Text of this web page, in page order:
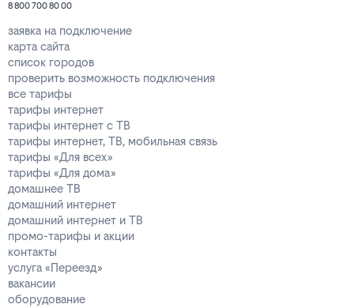
8 800 700 80 00
заявка на подключение
карта сайта
список городов
проверить возможность подключения
все тарифы
тарифы интернет
тарифы интернет с ТВ
тарифы интернет, ТВ, мобильная связь
тарифы «Для всех»
тарифы «Для дома»
домашнее ТВ
домашний интернет
домашний интернет и ТВ
промо-тарифы и акции
контакты
услуга «Переезд»
вакансии
оборудование